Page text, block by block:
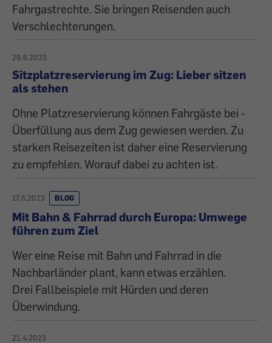
Fahrgastrechte. Sie bringen Reisenden auch
Verschlechterungen.
29.6.2023
Sitzplatzreservierung im Zug: Lieber sitzen
als stehen
Ohne Platzreservierung können Fahrgäste bei ­
Überfüllung aus dem Zug gewiesen werden. Zu
starken ­Reisezeiten ist daher eine Reservierung
zu empfehlen. Worauf dabei zu achten ist.
17.5.2023 BLOG
Mit Bahn & Fahrrad durch Europa: Umwege
führen zum Ziel
Wer eine Reise mit Bahn und Fahrrad in die
Nachbarländer plant, kann etwas erzählen.
Drei Fallbeispiele mit Hürden und deren
Überwindung.
21.4.2023